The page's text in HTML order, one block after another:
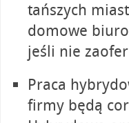
tańszych
domowe
jeśli nie
Praca
firmy będą